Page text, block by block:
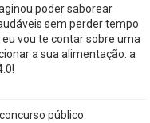
poder saborear
​​sem perder tempo
vou te contar sobre uma
a sua alimentação: a
público